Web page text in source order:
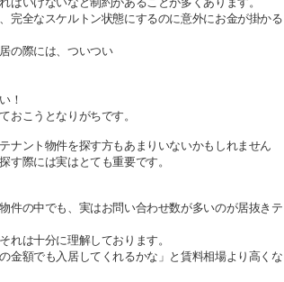
完全なスケルトン状態にするのに意外にお金が掛かる
の際には、ついつい
！
おこうとなりがちです。
ナント物件を探す方もあまりいないかもしれません
す際には実はとても重要です。
件の中でも、実はお問い合わせ数が多いのが居抜きテ
れは十分に理解しております。
金額でも入居してくれるかな」と賃料相場より高くな